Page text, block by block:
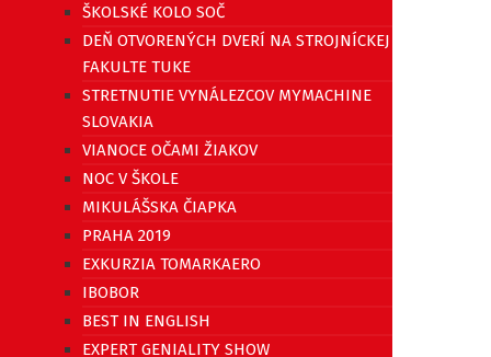
ŠKOLSKÉ KOLO SOČ
DEŇ OTVORENÝCH DVERÍ NA STROJNÍCKEJ
FAKULTE TUKE
STRETNUTIE VYNÁLEZCOV MYMACHINE
SLOVAKIA
VIANOCE OČAMI ŽIAKOV
NOC V ŠKOLE
MIKULÁŠSKA ČIAPKA
PRAHA 2019
EXKURZIA TOMARKAERO
IBOBOR
BEST IN ENGLISH
EXPERT GENIALITY SHOW